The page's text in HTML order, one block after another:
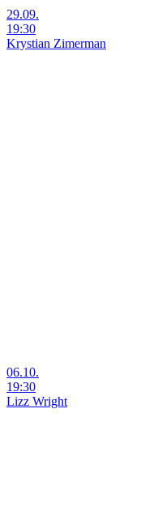
29.09.
19:30
Krystian Zimerman
06.10.
19:30
Lizz Wright